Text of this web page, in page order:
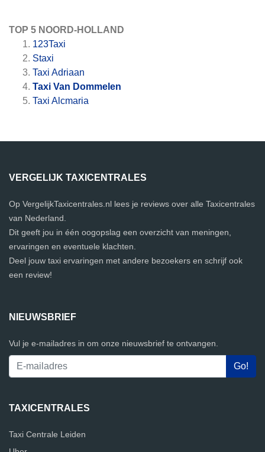
TOP 5 NOORD-HOLLAND
123Taxi
Staxi
Taxi Adriaan
Taxi Van Dommelen
Taxi Alcmaria
VERGELIJK TAXICENTRALES
Op VergelijkTaxicentrales.nl lees je reviews over alle Taxicentrales
van Nederland.
Dit geeft jou in één oogopslag een overzicht van meningen,
ervaringen en eventuele klachten.
Deel jouw taxi ervaringen met andere bezoekers en schrijf ook
een review!
NIEUWSBRIEF
Vul je e-mailadres in om onze nieuwsbrief te ontvangen.
TAXICENTRALES
Taxi Centrale Leiden